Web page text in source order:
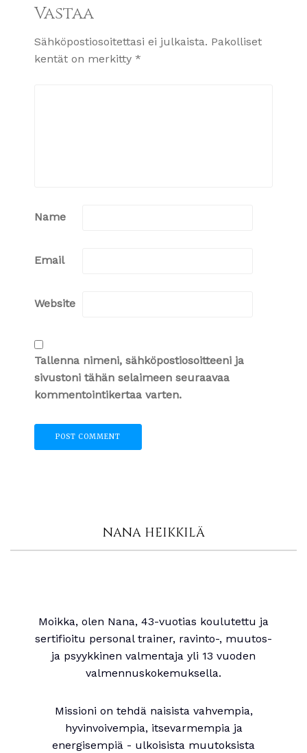
Vastaa
Sähköpostiosoitettasi ei julkaista. Pakolliset
kentät on merkitty *
Name
Email
Website
Tallenna nimeni, sähköpostiosoitteeni ja
sivustoni tähän selaimeen seuraavaa
kommentointikertaa varten.
NANA HEIKKILÄ
Moikka, olen Nana, 43-vuotias koulutettu ja
sertifioitu personal trainer, ravinto-, muutos-
ja psyykkinen valmentaja yli 13 vuoden
valmennuskokemuksella.
Missioni on tehdä naisista vahvempia,
hyvinvoivempia, itsevarmempia ja
energisempiä - ulkoisista muutoksista